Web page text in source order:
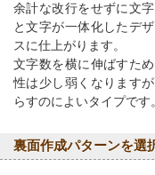
余計な改行をせずに文
と文字が一体化したデ
スに仕上がります。
文字数を横に伸ばすた
性は少し弱くなります
らすのによいタイプです。
裏面作成パターンを選